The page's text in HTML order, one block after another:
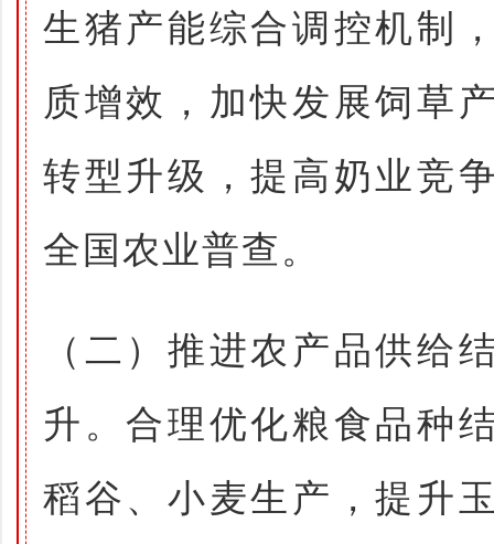
生猪产能综合调控机制
质增效，加快发展饲草
转型升级，提高奶业竞
全国农业普查。
（二）推进农产品供给
升。合理优化粮食品种
稻谷、小麦生产，提升